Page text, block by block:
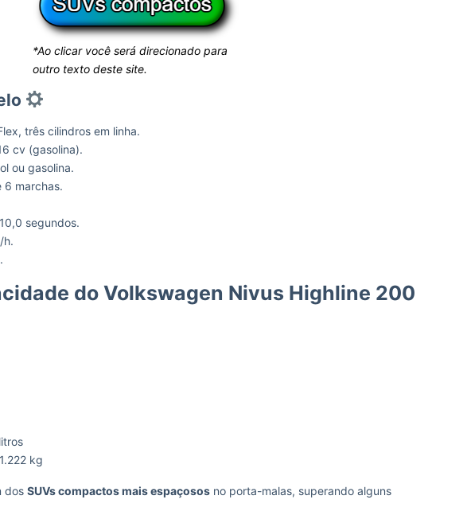
*Ao clicar você será direcionado para
outro texto deste site.
três cilindros em linha.
cv (gasolina).
ou gasolina.
6 marchas.
10,0 segundos.
h.
do Volkswagen Nivus Highline 200
1.222 kg
dos SUVs compactos mais espaçosos no porta-malas, superando alguns